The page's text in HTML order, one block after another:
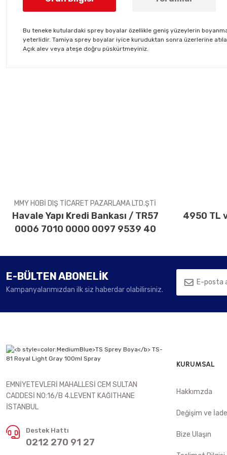
Bu teneke kutulardaki sprey boyalar özellikle geniş yüzeylerin
yeterlidir. Tamiya sprey boyalar iyice kuruduktan sonra üzerlerine
Açık alev veya ateşe doğru püskürtmeyiniz.
MMY HOBİ DIŞ TİCARET PAZARLAMA LTD.ŞTİ
Havale Yapı Kredi Bankası / TR57
0006 7010 0000 0097 9539 40
4950 TL
E-BÜLTEN ABONELİK
Kampanyalarımızdan ilk siz haberdar olabilirsiniz.
EMNİYETEVLERİ MAHALLESİ CEM SULTAN
CADDESİ NO:16/B 4.LEVENT KAĞITHANE
İSTANBUL
Destek Hattı
0212 270 91 27
KURUMSAL
Hakkımzda
Değişim ve İade
Bize Ulaşın